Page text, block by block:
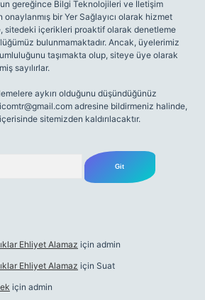
gereğince Bilgi Teknolojileri ve İletişim
onaylanmış bir Yer Sağlayıcı olarak hizmet
sitedeki içerikleri proaktif olarak denetleme
bulunmamaktadır. Ancak, üyelerimiz
taşımakta olup, siteye üye olarak
sayılırlar.
aykırı olduğunu düşündüğünüz
adresine bildirmeniz halinde,
sitemizden kaldırılacaktır.
Ehliyet Alamaz için admin
Ehliyet Alamaz için Suat
için admin